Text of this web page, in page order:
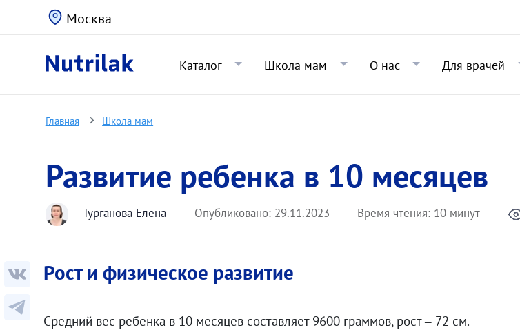
Москва
Каталог Школа мам О нас Для врачей
Главная Школа мам
Развитие ребенка в 10 месяцев
Турганова Елена Опубликовано: 29.11.2023 Время чтения: 10 минут
Рост и физическое развитие
Средний вес ребенка в 10 месяцев составляет 9600 граммов, рост – 72 см.